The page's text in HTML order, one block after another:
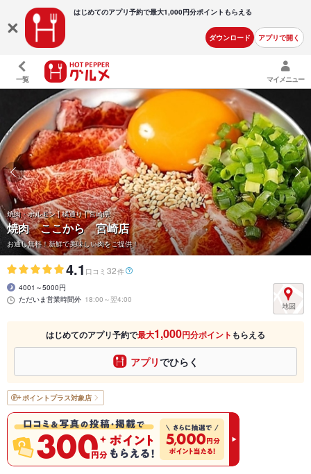
はじめてのアプリ予約で最大1,000円分ポイントもらえる
ダウンロード アプリで開く
一覧 マイメニュー
焼肉・ホルモン | 橘通り | 宮崎県
焼肉 ここから 宮崎店
お通し無料！新鮮で美味しい肉をご提供！
4.1 口コミ 32件
4001～5000円
ただいま営業時間外 18:00～翌4:00
はじめてのアプリ予約で最大1,000円分ポイント もらえる
アプリでひらく
ポイントプラス対象店